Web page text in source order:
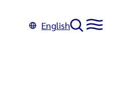
English